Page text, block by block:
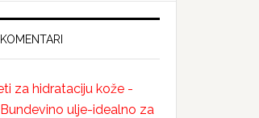
KOMENTARI
za hidrataciju kože -
Bundevino ulje-idealno za